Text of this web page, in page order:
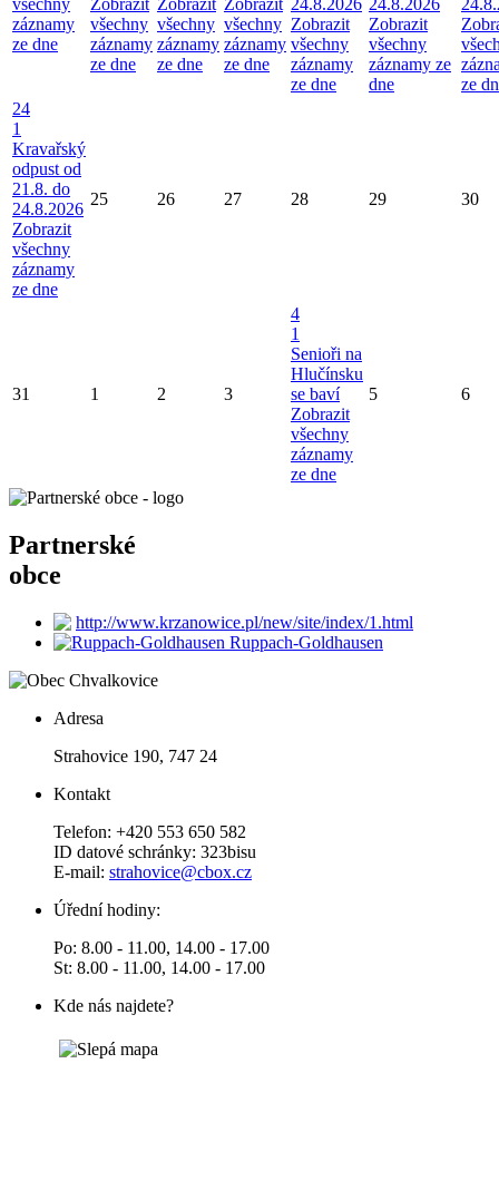
všechny
záznamy
ze dne
Zobrazit
všechny
záznamy
ze dne
Zobrazit
všechny
záznamy
ze dne
Zobrazit
všechny
záznamy
ze dne
24.8.2026
Zobrazit
všechny
záznamy
ze dne
24.8.2026
Zobrazit
všechny
záznamy ze
dne
ze
24
1
Kravařský
odpust od
21.8. do
24.8.2026
Zobrazit
všechny
záznamy
ze dne
25 26 27 28 29 30
31 1 2 3
4
1
Senioři na
Hlučínsku
se baví
Zobrazit
všechny
záznamy
ze dne
5 6
Partnerské
obce
http://www.krzanowice.pl/new/site/index/1.html
Ruppach-Goldhausen
Adresa
Strahovice 190, 747 24
Kontakt
Telefon: +420 553 650 582
ID datové schránky: 323bisu
E-mail: strahovice@cbox.cz
Úřední hodiny:
Po: 8.00 - 11.00, 14.00 - 17.00
St: 8.00 - 11.00, 14.00 - 17.00
Kde nás najdete?